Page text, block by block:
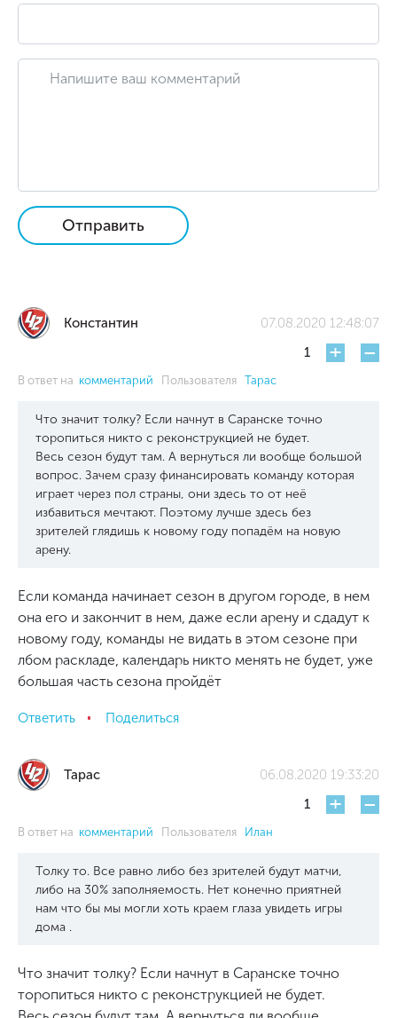
Отправить
Константин
07.08.2020 12:48:07
1
+ -
В ответ на комментарий Пользователя Тарас
Что значит толку? Если начнут в Саранске точно
торопиться никто с реконструкцией не будет.
Весь сезон будут там. А вернуться ли вообще большой
вопрос. Зачем сразу финансировать команду которая
играет через пол страны, они здесь то от неё
избавиться мечтают. Поэтому лучше здесь без
зрителей глядишь к новому году попадём на новую
арену.
Если команда начинает сезон в другом городе, в нем
она его и закончит в нем, даже если арену и сдадут к
новому году, команды не видать в этом сезоне при
лбом раскладе, календарь никто менять не будет, уже
большая часть сезона пройдёт
Ответить Поделиться
Тарас
06.08.2020 19:33:20
1
+ -
В ответ на комментарий Пользователя Илан
Толку то. Все равно либо без зрителей будут матчи,
либо на 30% заполняемость. Нет конечно приятней
нам что бы мы могли хоть краем глаза увидеть игры
дома .
Что значит толку? Если начнут в Саранске точно
торопиться никто с реконструкцией не будет.